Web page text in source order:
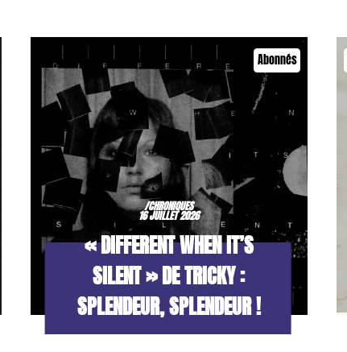
Abonnés
/CHRONIQUES
16 JUILLET 2026
« DIFFERENT WHEN IT’S
SILENT » DE TRICKY :
SPLENDEUR, SPLENDEUR !